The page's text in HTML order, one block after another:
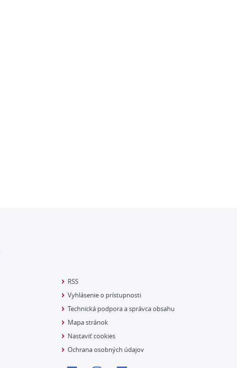
RSS
Vyhlásenie o prístupnosti
Technická podpora a správca obsahu
Mapa stránok
Nastaviť cookies
Ochrana osobných údajov